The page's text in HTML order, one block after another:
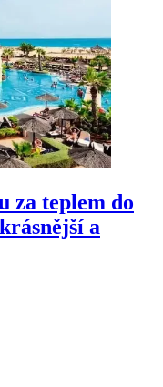
za teplem do
a